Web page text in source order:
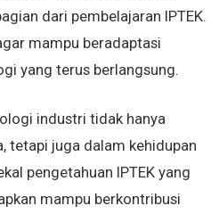
dari pembelajaran IPTEK.
mampu beradaptasi
yang terus berlangsung.
industri tidak hanya
tetapi juga dalam kehidupan
pengetahuan IPTEK yang
mampu berkontribusi